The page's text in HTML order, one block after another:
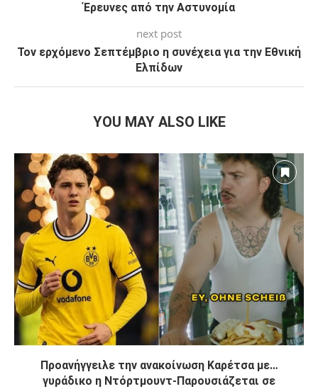
Έρευνες από την Αστυνομία
next post
Τον ερχόμενο Σεπτέμβριο η συνέχεια για την Εθνική
Ελπίδων
YOU MAY ALSO LIKE
Προανήγγειλε την ανακοίνωση Καρέτσα με…
γυράδικο η Ντόρτμουντ-Παρουσιάζεται σε